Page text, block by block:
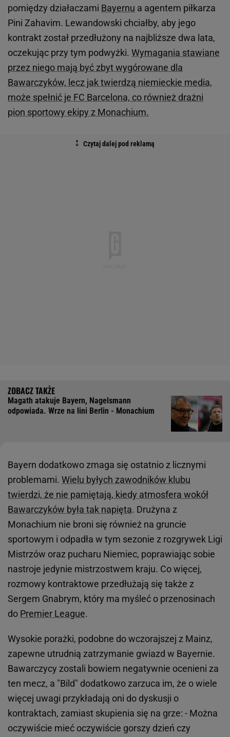
pomiędzy działaczami Bayernu a agentem piłkarza
Pini Zahavim. Lewandowski chciałby, aby jego
kontrakt został przedłużony na najbliższe dwa lata,
oczekując przy tym podwyżki. Wymagania stawiane
przez niego mają być zbyt wygórowane dla
Bawarczyków, lecz jak twierdzą niemieckie media,
może spełnić je FC Barcelona, co również drażni
pion sportowy ekipy z Monachium.
Magath atakuje Bayern, Nagelsmann
odpowiada. Wrze na lini Berlin - Monachium
Bayern dodatkowo zmaga się ostatnio z licznymi
problemami. Wielu byłych zawodników klubu
twierdzi, że nie pamiętają, kiedy atmosfera wokół
Bawarczyków była tak napięta. Drużyna z
Monachium nie broni się również na gruncie
sportowym i odpadła w tym sezonie z rozgrywek Ligi
Mistrzów oraz pucharu Niemiec, poprawiając sobie
nastroje jedynie mistrzostwem kraju. Co więcej,
rozmowy kontraktowe przedłużają się także z
Sergem Gnabrym, który ma myśleć o przenosinach
do Premier League.
Wysokie porażki, podobne do wczorajszej z Mainz,
zapewne utrudnią zatrzymanie gwiazd w Bayernie.
Bawarczycy zostali bowiem negatywnie ocenieni za
ten mecz, a "Bild" dodatkowo zarzuca im, że o wiele
więcej uwagi przykładają oni do dyskusji o
kontraktach, zamiast skupienia się na grze: - Można
oczywiście mieć oczywiście gorszy dzień czy